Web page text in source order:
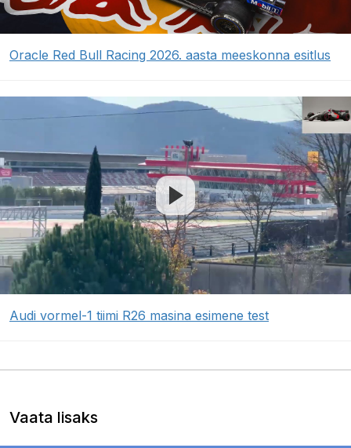
Oracle Red Bull Racing 2026. aasta meeskonna esitlus
Audi vormel-1 tiimi R26 masina esimene test
Vaata lisaks